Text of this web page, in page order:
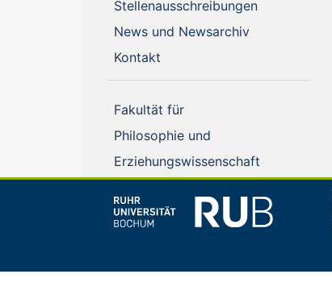
Stellenausschreibungen(current)
News und Newsarchiv(current)
Kontakt
Fakultät für
Philosophie und
Erziehungswissenschaft